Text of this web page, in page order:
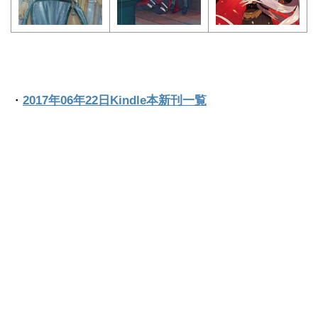
・ 2017年06年22日Kindle本新刊一覧